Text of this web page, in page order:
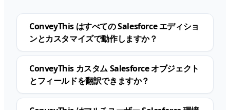
ConveyThis はすべての Salesforce エディショ
ンとカスタマイズで動作しますか？
ConveyThis カスタム Salesforce オブジェクト
とフィールドを翻訳できますか？